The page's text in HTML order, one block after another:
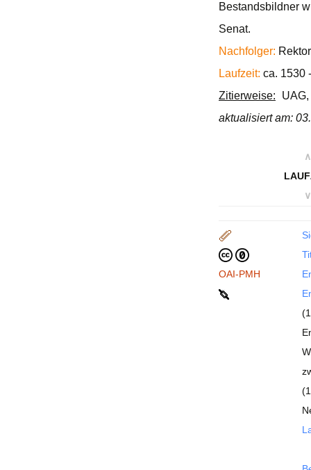
Bestandsbildner
Senat.
Nachfolger:
Laufzeit: ca. 1530
Zitierweise:
aktualisiert am:
∧
∨
OAI-PMH